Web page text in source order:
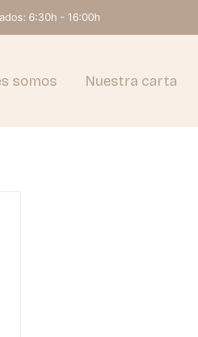
6:30h - 16:00h
somos Nuestra carta